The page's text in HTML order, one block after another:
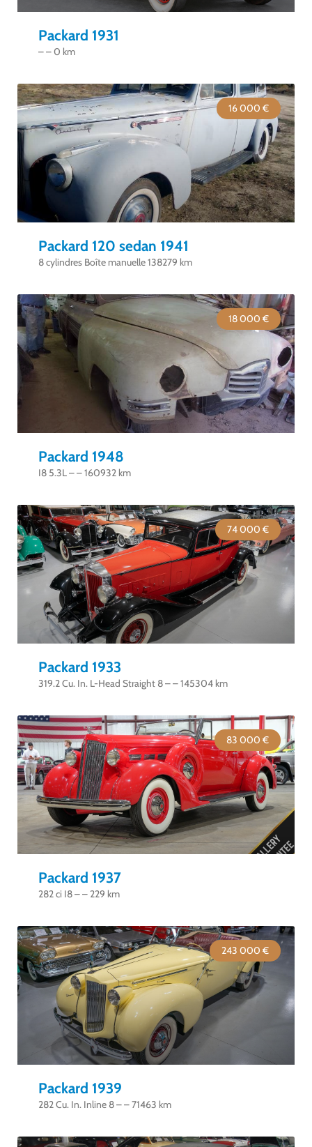
Packard 1931
– – 0 km
16 000 €
Packard 120 sedan 1941
8 cylindres Boîte manuelle 138279 km
18 000 €
Packard 1948
I8 5.3L – – 160932 km
74 000 €
Packard 1933
319.2 Cu. In. L-Head Straight 8 – – 145304 km
83 000 €
Packard 1937
282 ci I8 – – 229 km
243 000 €
Packard 1939
282 Cu. In. Inline 8 – – 71463 km